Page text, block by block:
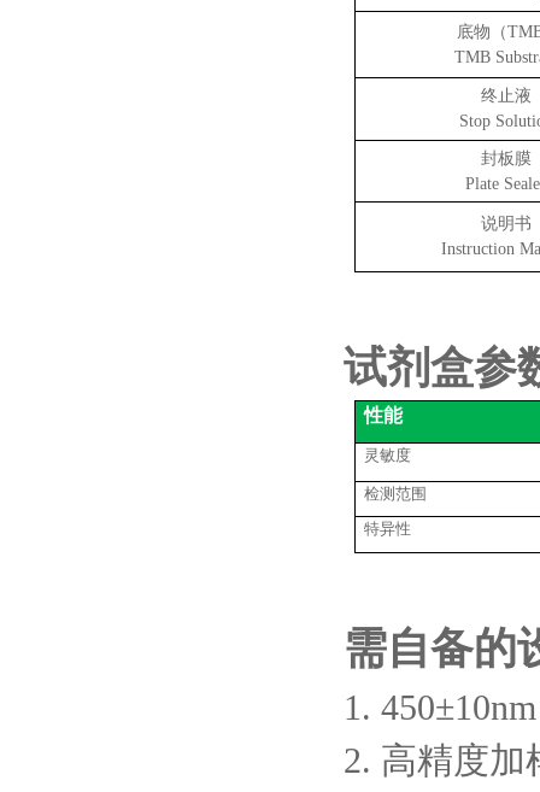
底物 （
TMB S
终止液
Stop
封板膜
Plate S
说明书
Instruction
试剂盒参
性能
灵敏度
检测范围
特异性
需自备的
1.
2. 高精度加